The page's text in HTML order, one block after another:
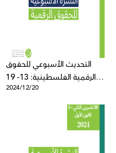
التحديث الأسبوعي للحقوق
الرقمية الفلسطينية: 13- 19
كانون الأول
2024/12/20